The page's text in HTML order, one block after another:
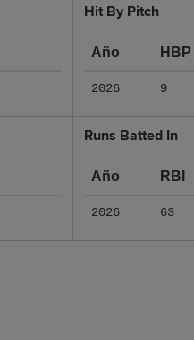
Hit By Pitch
Año HBP
2026 9
Runs Batted In
Año RBI
2026 63